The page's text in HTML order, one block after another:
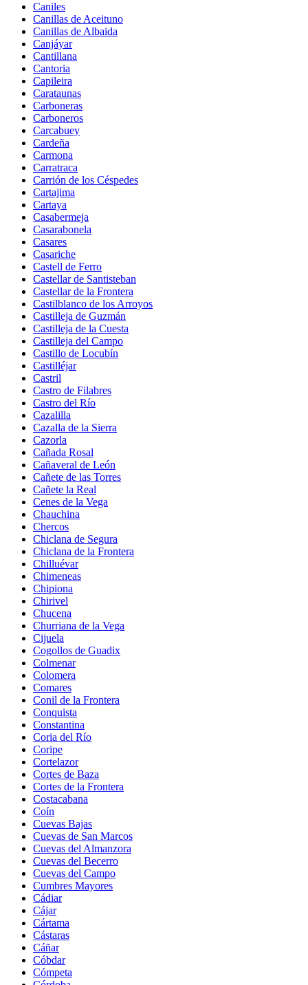
Caniles
Canillas de Aceituno
Canillas de Albaida
Canjáyar
Cantillana
Cantoria
Capileira
Carataunas
Carboneras
Carboneros
Carcabuey
Cardeña
Carmona
Carratraca
Carrión de los Céspedes
Cartajima
Cartaya
Casabermeja
Casarabonela
Casares
Casariche
Castell de Ferro
Castellar de Santisteban
Castellar de la Frontera
Castilblanco de los Arroyos
Castilleja de Guzmán
Castilleja de la Cuesta
Castilleja del Campo
Castillo de Locubín
Castilléjar
Castril
Castro de Filabres
Castro del Río
Cazalilla
Cazalla de la Sierra
Cazorla
Cañada Rosal
Cañaveral de León
Cañete de las Torres
Cañete la Real
Cenes de la Vega
Chauchina
Chercos
Chiclana de Segura
Chiclana de la Frontera
Chilluévar
Chimeneas
Chipiona
Chirivel
Chucena
Churriana de la Vega
Cijuela
Cogollos de Guadix
Colmenar
Colomera
Comares
Conil de la Frontera
Conquista
Constantina
Coria del Río
Coripe
Cortelazor
Cortes de Baza
Cortes de la Frontera
Costacabana
Coín
Cuevas Bajas
Cuevas de San Marcos
Cuevas del Almanzora
Cuevas del Becerro
Cuevas del Campo
Cumbres Mayores
Cádiar
Cájar
Cártama
Cástaras
Cáñar
Cóbdar
Cómpeta